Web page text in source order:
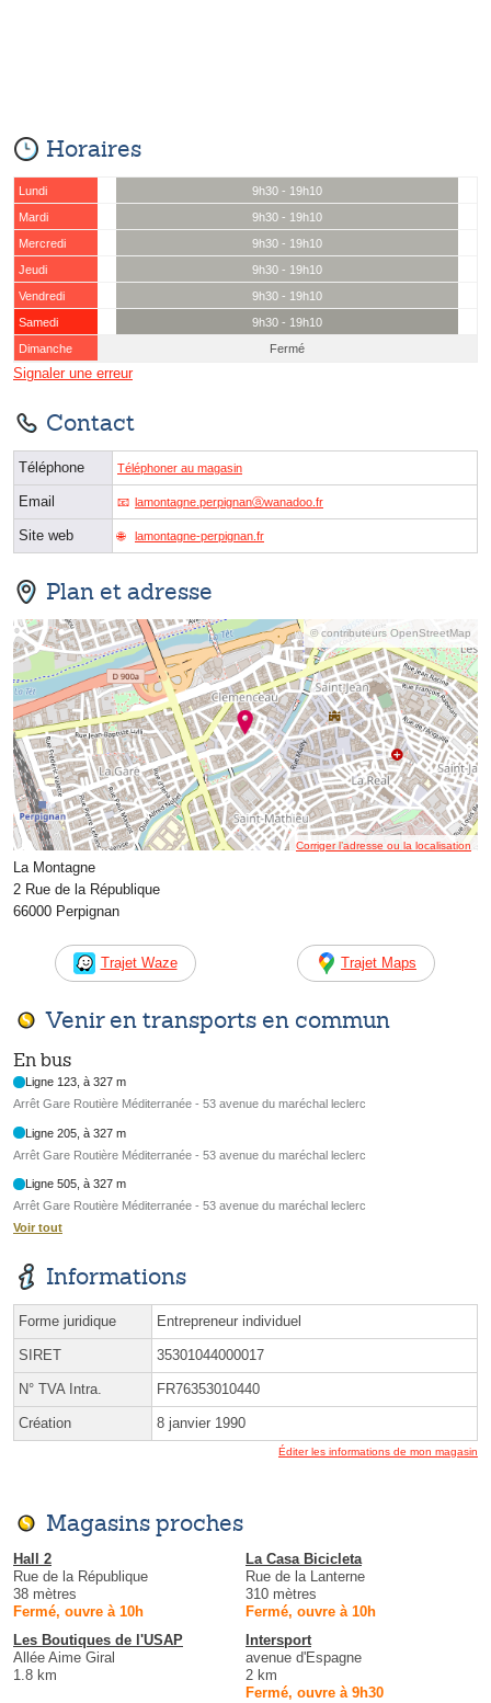
Horaires
Lundi
9h30 - 19h10
Mardi
9h30 - 19h10
Mercredi
9h30 - 19h10
Jeudi
9h30 - 19h10
Vendredi
9h30 - 19h10
Samedi
9h30 - 19h10
Dimanche
Fermé
Signaler une erreur
Contact
Téléphone Téléphoner au magasin
Email lamontagne.perpignanⓐwanadoo.fr
Site web lamontagne-perpignan.fr
Plan et adresse
© contributeurs OpenStreetMap
Corriger l’adresse ou la localisation
La Montagne
2 Rue de la République
66000 Perpignan
Trajet Waze Trajet Maps
Venir en transports en commun
En bus
Ligne 123, à 327 m
Arrêt Gare Routière Méditerranée - 53 avenue du maréchal leclerc
Ligne 205, à 327 m
Arrêt Gare Routière Méditerranée - 53 avenue du maréchal leclerc
Ligne 505, à 327 m
Arrêt Gare Routière Méditerranée - 53 avenue du maréchal leclerc
Voir tout
Informations
Forme juridique Entrepreneur individuel
SIRET 35301044000017
N° TVA Intra. FR76353010440
Création 8 janvier 1990
Éditer les informations de mon magasin
Magasins proches
Hall 2
Rue de la République
38 mètres
Fermé, ouvre à 10h
La Casa Bicicleta
Rue de la Lanterne
310 mètres
Fermé, ouvre à 10h
Les Boutiques de l'USAP
Allée Aime Giral
1.8 km
Intersport
avenue d'Espagne
2 km
Fermé, ouvre à 9h30